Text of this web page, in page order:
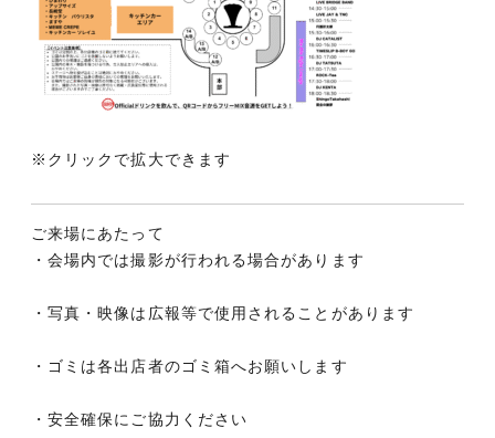
※クリックで拡大できます
ご来場にあたって
・会場内では撮影が行われる場合があります
・写真・映像は広報等で使用されることがあります
・ゴミは各出店者のゴミ箱へお願いします
・安全確保にご協力ください